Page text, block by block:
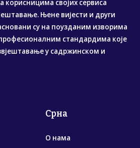
корисницима својих сервиса
Њене вијести и други
су на поузданим изворима
стандардима које
у садржинском и
Срна
О нама